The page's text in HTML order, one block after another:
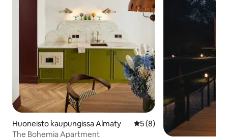
Huoneisto kaupungissa Almaty Keskimääräinen arvio 5/5,
5 (8)
The Bohemia Apartment